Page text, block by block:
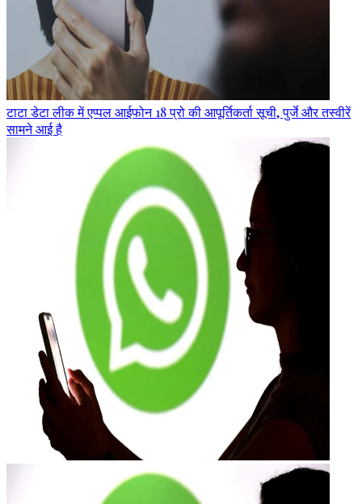
टाटा डेटा लीक में एप्पल आईफोन 18 प्रो की आपूर्तिकर्ता सूची, पुर्जे और तस्वीरें
सामने आई है